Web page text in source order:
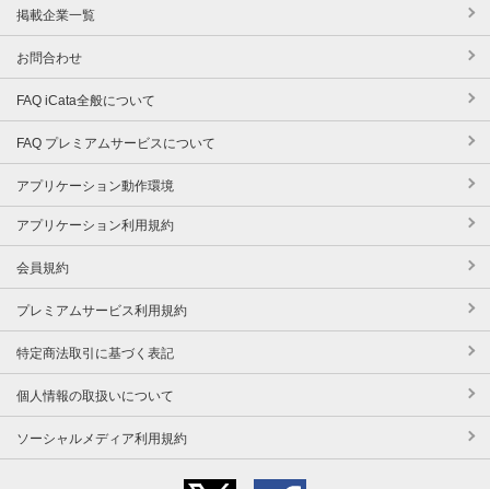
掲載企業一覧
お問合わせ
FAQ iCata全般について
FAQ プレミアムサービスについて
アプリケーション動作環境
アプリケーション利用規約
会員規約
プレミアムサービス利用規約
特定商法取引に基づく表記
個人情報の取扱いについて
ソーシャルメディア利用規約